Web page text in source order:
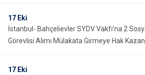
17 Eki
İstanbul- Bahçelievler SYDV Vakfı’na 2
Görevlisi Alımı Mülakata Girmeye Hak
17 Eki